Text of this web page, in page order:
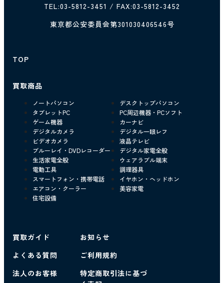
TEL:03-5812-3451 / FAX:03-5812-3452
東京都公安委員会第301030406546号
TOP
買取商品
ノートパソコン
デスクトップパソコン
タブレットPC
PC周辺機器・PCソフト
ゲーム機器
カーナビ
デジタルカメラ
デジタル一眼レフ
ビデオカメラ
液晶テレビ
ブルーレイ・DVDレコーダー
デジタル家電全般
生活家電全般
ウェアラブル端末
電動工具
調理器具
スマートフォン・携帯電話
イヤホン・ヘッドホン
エアコン・クーラー
美容家電
住宅設備
買取ガイド
よくある質問
法人のお客様
お知らせ
ご利用規約
特定商取引法に基づ